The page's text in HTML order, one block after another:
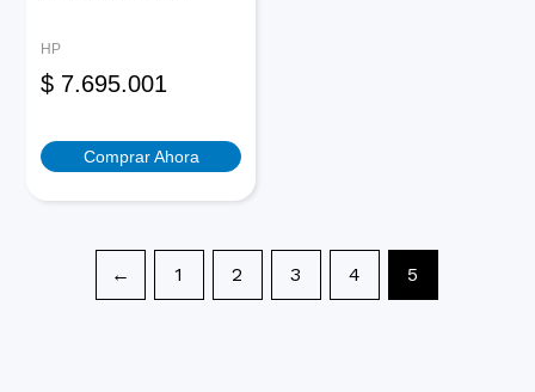
HP
$ 7.695.001
Comprar Ahora
← 1 2 3 4 5